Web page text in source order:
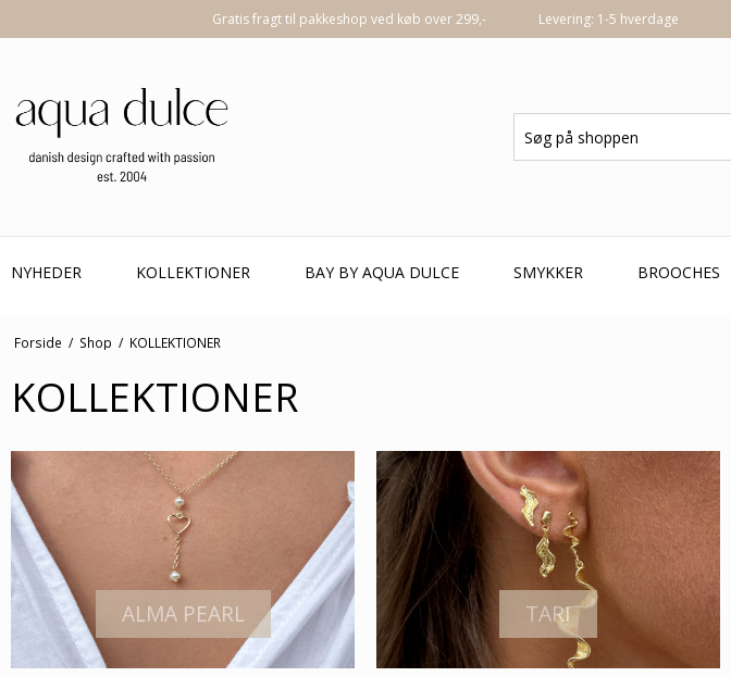
Gratis fragt til pakkeshop ved køb over 299,- Levering: 1-5 hverdage
NYHEDER KOLLEKTIONER BAY BY AQUA DULCE SMYKKER BROOCHES
Forside / Shop / KOLLEKTIONER
KOLLEKTIONER
ALMA PEARL TARI